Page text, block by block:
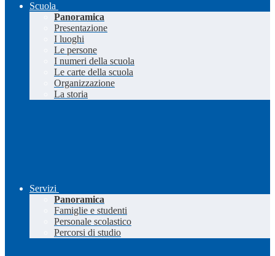
Scuola
Panoramica
Presentazione
I luoghi
Le persone
I numeri della scuola
Le carte della scuola
Organizzazione
La storia
Servizi
Panoramica
Famiglie e studenti
Personale scolastico
Percorsi di studio